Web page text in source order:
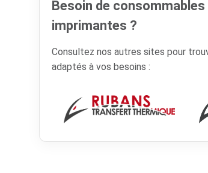
Besoin de
imprimantes ?
Consultez nos autres sites pour
adaptés à vos besoins :